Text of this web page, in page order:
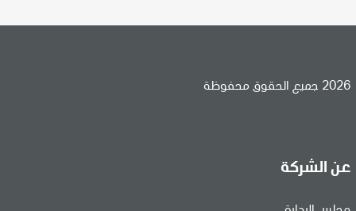
2026 جميع الحقوق محفوظة
عن الشركة